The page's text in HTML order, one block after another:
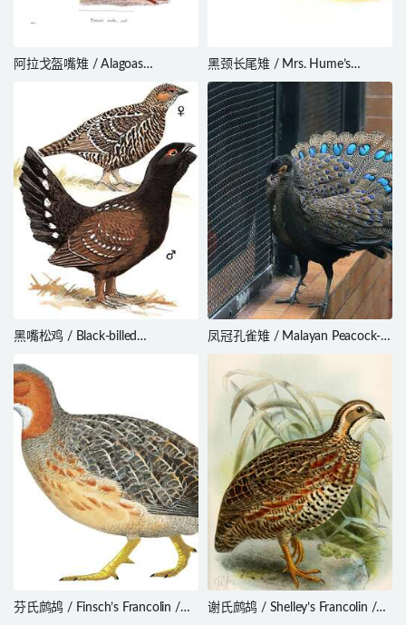
阿拉戈盔嘴雉 / Alagoas
黑颈长尾雉 / Mrs. Hume’s
Pheasant / Syrmaticus humiae
黑嘴松鸡 / Black-billed
凤冠孔雀雉 / Malayan Peacock-
Pheasant / Polyplectron
malacense
芬氏鹧鸪 / Finsch’s Francolin /
谢氏鹧鸪 / Shelley’s Francolin /